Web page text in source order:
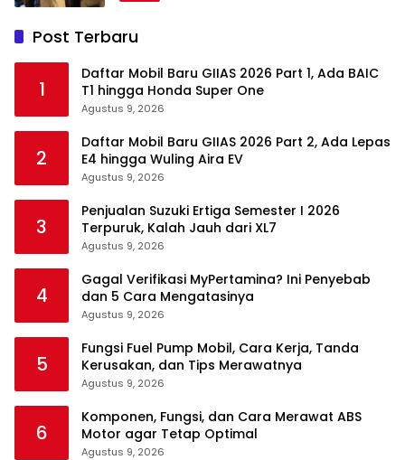
Post Terbaru
1
Daftar Mobil Baru GIIAS 2026 Part 1, Ada BAIC
T1 hingga Honda Super One
Agustus 9, 2026
2
Daftar Mobil Baru GIIAS 2026 Part 2, Ada Lepas
E4 hingga Wuling Aira EV
Agustus 9, 2026
3
Penjualan Suzuki Ertiga Semester I 2026
Terpuruk, Kalah Jauh dari XL7
Agustus 9, 2026
4
Gagal Verifikasi MyPertamina? Ini Penyebab
dan 5 Cara Mengatasinya
Agustus 9, 2026
5
Fungsi Fuel Pump Mobil, Cara Kerja, Tanda
Kerusakan, dan Tips Merawatnya
Agustus 9, 2026
6
Komponen, Fungsi, dan Cara Merawat ABS
Motor agar Tetap Optimal
Agustus 9, 2026